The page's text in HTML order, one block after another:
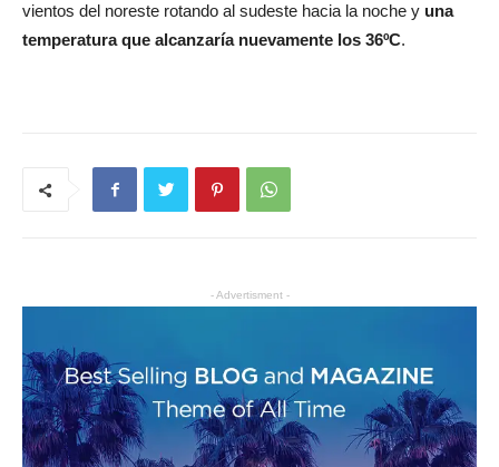
vientos del noreste rotando al sudeste hacia la noche y una
temperatura que alcanzaría nuevamente los 36ºC.
- Advertisment -